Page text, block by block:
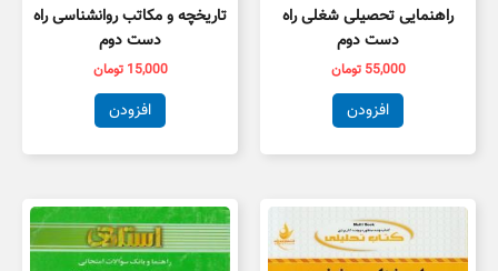
راهنمایی تحصیلی شغلی راه
دست دوم
55,000 تومان
افزودن
تاریخچه و مکاتب روانشناسی راه
دست دوم
15,000 تومان
افزودن